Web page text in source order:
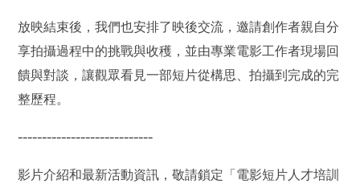
放映結束後，我們也安排了映後交流，邀請創作者親自分
享拍攝過程中的挑戰與收穫，並由專業電影工作者現場回
饋與對談，讓觀眾看見一部短片從構思、拍攝到完成的完
整歷程。
----------------------------
影片介紹和最新活動資訊，敬請鎖定「電影短片人才培訓